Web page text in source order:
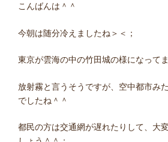
こんばんは＾＾
今朝は随分冷えましたね＞＜；
東京が雲海の中の竹田城の様になって
放射霧と言うそうですが、空中都市み
でしたね＾＾
都民の方は交通網が遅れたりして、大